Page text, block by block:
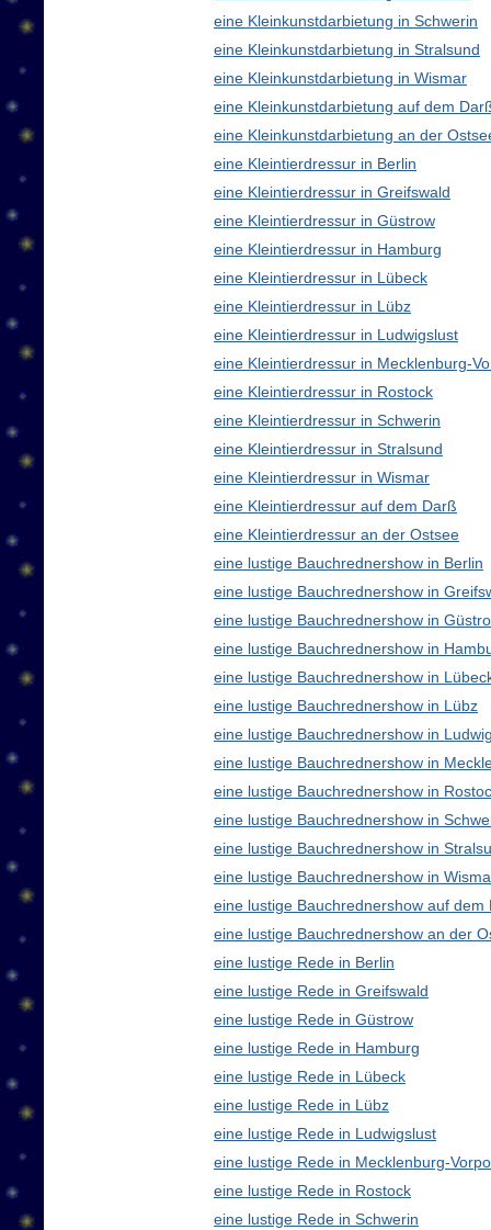
eine Kleinkunstdarbietung in Schwerin
eine Kleinkunstdarbietung in Stralsund
eine Kleinkunstdarbietung in Wismar
eine Kleinkunstdarbietung auf dem
eine Kleinkunstdarbietung an der
eine Kleintierdressur in Berlin
eine Kleintierdressur in Greifswald
eine Kleintierdressur in Güstrow
eine Kleintierdressur in Hamburg
eine Kleintierdressur in Lübeck
eine Kleintierdressur in Lübz
eine Kleintierdressur in Ludwigslust
eine Kleintierdressur in Mecklenburg-
eine Kleintierdressur in Rostock
eine Kleintierdressur in Schwerin
eine Kleintierdressur in Stralsund
eine Kleintierdressur in Wismar
eine Kleintierdressur auf dem Darß
eine Kleintierdressur an der Ostsee
eine lustige Bauchrednershow in Berlin
eine lustige Bauchrednershow in
eine lustige Bauchrednershow in
eine lustige Bauchrednershow in
eine lustige Bauchrednershow in
eine lustige Bauchrednershow in Lübz
eine lustige Bauchrednershow in
eine lustige Bauchrednershow in
eine lustige Bauchrednershow in
eine lustige Bauchrednershow in
eine lustige Bauchrednershow in
eine lustige Bauchrednershow in
eine lustige Bauchrednershow auf dem
eine lustige Bauchrednershow an der
eine lustige Rede in Berlin
eine lustige Rede in Greifswald
eine lustige Rede in Güstrow
eine lustige Rede in Hamburg
eine lustige Rede in Lübeck
eine lustige Rede in Lübz
eine lustige Rede in Ludwigslust
eine lustige Rede in Mecklenburg-
eine lustige Rede in Rostock
eine lustige Rede in Schwerin